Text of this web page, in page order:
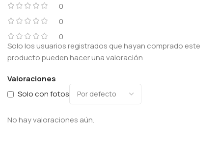
0
0
0
Valoraciones
Solo con fotos
No hay valoraciones aún.
Solo los usuarios registrados que hayan comprado este
producto pueden hacer una valoración.